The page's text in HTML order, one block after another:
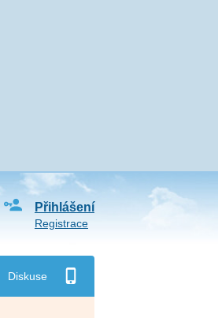
Diskuse
Přihlášení
Registrace